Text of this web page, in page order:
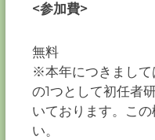
<参加費>
無料
※本年につきまして
の1つとして初任者
いております。こ
い。